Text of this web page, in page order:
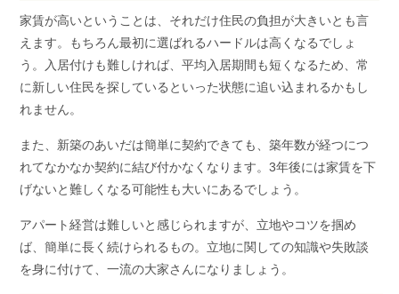
家賃が高いということは、それだけ住民の負担が大きいとも言
えます。もちろん最初に選ばれるハードルは高くなるでしょ
う。入居付けも難しければ、平均入居期間も短くなるため、常
に新しい住民を探しているといった状態に追い込まれるかもし
れません。
また、新築のあいだは簡単に契約できても、築年数が経つにつ
れてなかなか契約に結び付かなくなります。3年後には家賃を下
げないと難しくなる可能性も大いにあるでしょう。
アパート経営は難しいと感じられますが、立地やコツを掴め
ば、簡単に長く続けられるもの。立地に関しての知識や失敗談
を身に付けて、一流の大家さんになりましょう。